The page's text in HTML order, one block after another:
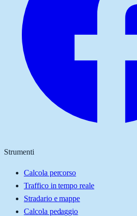
Strumenti
Calcola percorso
Traffico in tempo reale
Stradario e mappe
Calcola pedaggio